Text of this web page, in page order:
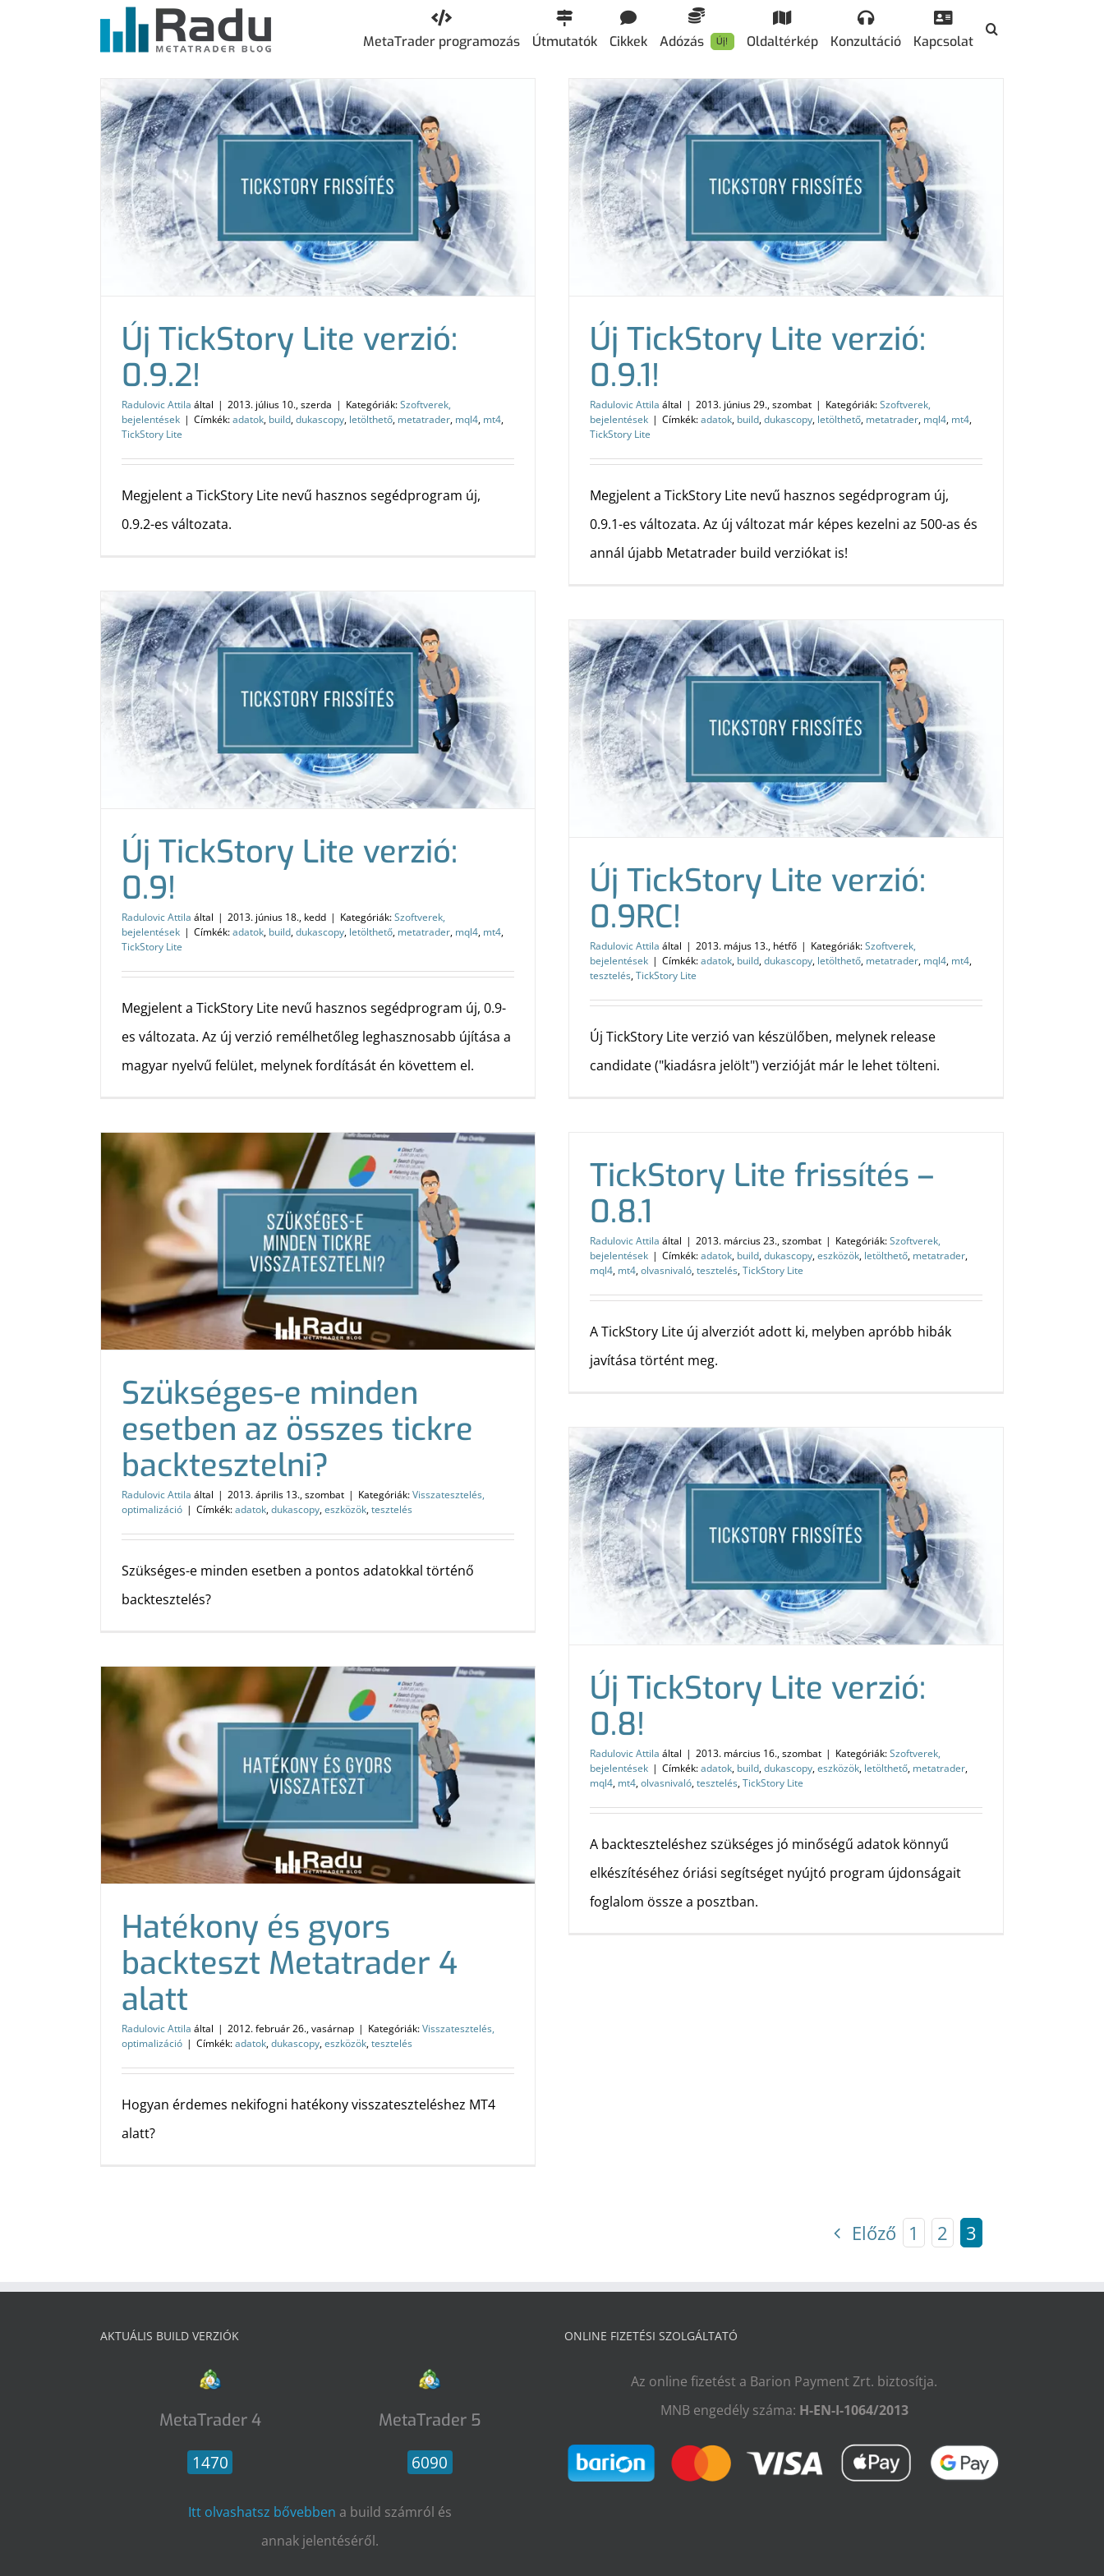
MetaTrader programozás Útmutatók Cikkek Adózás Új! Oldaltérkép Konzultáció Kapcsolat
Új TickStory Lite verzió:
0.9.2!
Radulovic Attila által | 2013. július 10., szerda | Kategóriák:Szoftverek,
bejelentések | Címkék:adatok, build,dukascopy, letölthető, metatrader, mql4, mt4,
TickStory Lite
Megjelent a TickStory Lite nevű hasznos segédprogram új,
0.9.2-es változata.
Új TickStory Lite verzió:
0.9.1!
Radulovic Attila által | 2013. június 29., szombat | Kategóriák:Szoftverek,
bejelentések | Címkék:adatok, build,dukascopy, letölthető, metatrader, mql4, mt4,
TickStory Lite
Megjelent a TickStory Lite nevű hasznos segédprogram új,
0.9.1-es változata. Az új változat már képes kezelni az 500-as és
annál újabb Metatrader build verziókat is!
Új TickStory Lite verzió:
0.9!
Radulovic Attila által | 2013. június 18., kedd | Kategóriák:Szoftverek,
bejelentések | Címkék:adatok, build,dukascopy, letölthető, metatrader, mql4, mt4,
TickStory Lite
Megjelent a TickStory Lite nevű hasznos segédprogram új, 0.9-
es változata. Az új verzió remélhetőleg leghasznosabb újítása a
magyar nyelvű felület, melynek fordítását én követtem el.
Új TickStory Lite verzió:
0.9RC!
Radulovic Attila által | 2013. május 13., hétfő | Kategóriák:Szoftverek,
bejelentések | Címkék:adatok, build,dukascopy, letölthető, metatrader, mql4, mt4,
tesztelés,TickStory Lite
Új TickStory Lite verzió van készülőben, melynek release
candidate ("kiadásra jelölt") verzióját már le lehet tölteni.
Szükséges-e minden
esetben az összes tickre
backtesztelni?
Radulovic Attila által | 2013. április 13., szombat | Kategóriák:Visszatesztelés,
optimalizáció | Címkék:adatok,dukascopy,eszközök,tesztelés
Szükséges-e minden esetben a pontos adatokkal történő
backtesztelés?
TickStory Lite frissítés –
0.8.1
Radulovic Attila által | 2013. március 23., szombat | Kategóriák:Szoftverek,
bejelentések | Címkék:adatok, build,dukascopy,eszközök, letölthető, metatrader,
mql4, mt4,olvasnivaló,tesztelés,TickStory Lite
A TickStory Lite új alverziót adott ki, melyben apróbb hibák
javítása történt meg.
Új TickStory Lite verzió:
0.8!
Radulovic Attila által | 2013. március 16., szombat | Kategóriák:Szoftverek,
bejelentések | Címkék:adatok, build,dukascopy,eszközök, letölthető, metatrader,
mql4, mt4,olvasnivaló,tesztelés,TickStory Lite
A backteszteléshez szükséges jó minőségű adatok könnyű
elkészítéséhez óriási segítséget nyújtó program újdonságait
foglalom össze a posztban.
Hatékony és gyors
backteszt Metatrader 4
alatt
Radulovic Attila által | 2012. február 26., vasárnap | Kategóriák:Visszatesztelés,
optimalizáció | Címkék:adatok,dukascopy,eszközök,tesztelés
Hogyan érdemes nekifogni hatékony visszateszteléshez MT4
alatt?
Előző 1 2 3
AKTUÁLIS BUILD VERZIÓK
MetaTrader 4
1470
MetaTrader 5
6090
Itt olvashatsz bővebben a build számról és
annak jelentéséről.
ONLINE FIZETÉSI SZOLGÁLTATÓ
Az online fizetést a Barion Payment Zrt. biztosítja.
MNB engedély száma: H-EN-I-1064/2013